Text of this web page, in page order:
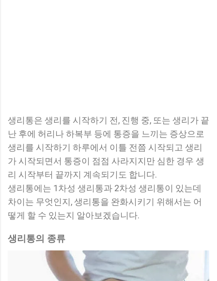
생리통은 생리를 시작하기 전, 진행 중, 또는 생리가 끝
난 후에 허리나 하복부 등에 통증을 느끼는 증상으로
생리를 시작하기 하루에서 이틀 전쯤 시작되고 생리
가 시작되면서 통증이 점점 사라지지만 심한 경우 생
리 시작부터 끝까지 계속되기도 합니다.
생리통에는 1차성 생리통과 2차성 생리통이 있는데
차이는 무엇인지, 생리통을 완화시키기 위해서는 어
떻게 할 수 있는지 알아보겠습니다.
생리통의 종류